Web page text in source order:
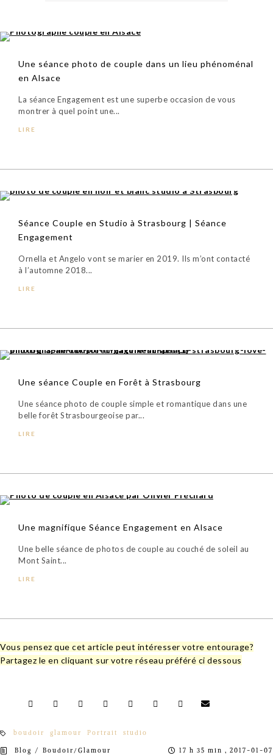
Une séance photo de couple dans un lieu phénoménal
en Alsace
La séance Engagement est une superbe occasion de vous
montrer à quel point une...
LIRE
Séance Couple en Studio à Strasbourg | Séance
Engagement
Ornella et Angelo vont se marier en 2019. Ils m’ont contacté
à l’automne 2018...
LIRE
Une séance Couple en Forêt à Strasbourg
Une séance photo de couple simple et romantique dans une
belle forêt Strasbourgeoise par...
LIRE
Une magnifique Séance Engagement en Alsace
Une belle séance de photos de couple au couché de soleil au
Mont Saint...
LIRE
Vous pensez que cet article peut intéresser votre entourage?
Partagez le en cliquant sur votre réseau préféré ci dessous
boudoir glamour Portrait studio
Blog / Boudoir/Glamour 17 h 35 min , 2017-01-07